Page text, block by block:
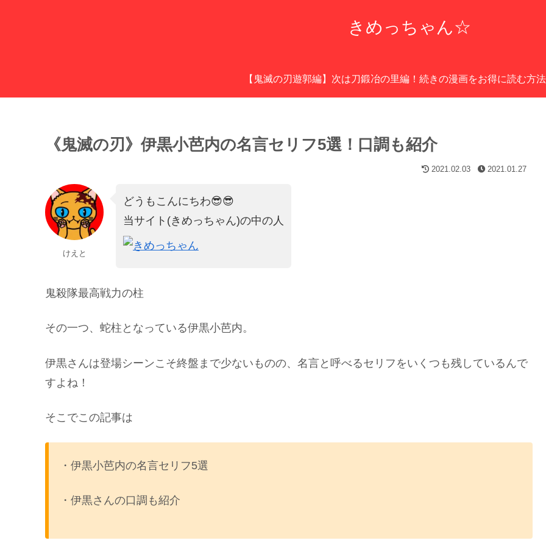
きめっちゃん☆
【鬼滅の刃遊郭編】次は刀鍛冶の里編！続きの漫画をお得に読む方
《鬼滅の刃》伊黒小芭内の名言セリフ5選！口調も紹介
2021.02.03 2021.01.27
けえと
どうもこんにちわ😎😎
当サイト(きめっちゃん)の中の人
鬼殺隊最高戦力の柱
その一つ、蛇柱となっている伊黒小芭内。
伊黒さんは登場シーンこそ終盤まで少ないものの、名言と呼べるセリフをいくつも残しているんで
すよね！
そこでこの記事は
・伊黒小芭内の名言セリフ5選
・伊黒さんの口調も紹介